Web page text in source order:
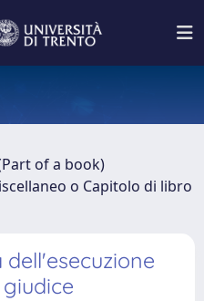
of a book)
o Capitolo di libro